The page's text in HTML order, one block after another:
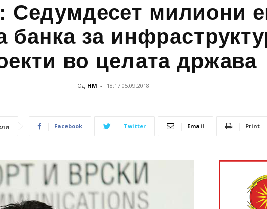
Седумдесет милиони
банка за
во целата држава
Од НМ - 18:17 05.09.2018
Facebook Twitter Email Print